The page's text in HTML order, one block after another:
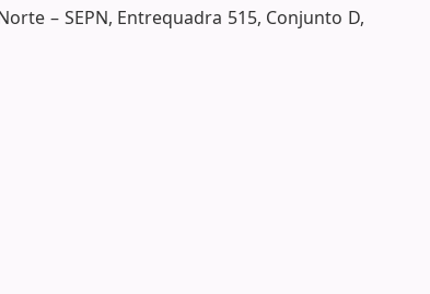
– SEPN, Entrequadra 515, Conjunto D,